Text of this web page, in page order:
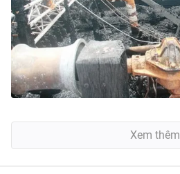
Xem thêm